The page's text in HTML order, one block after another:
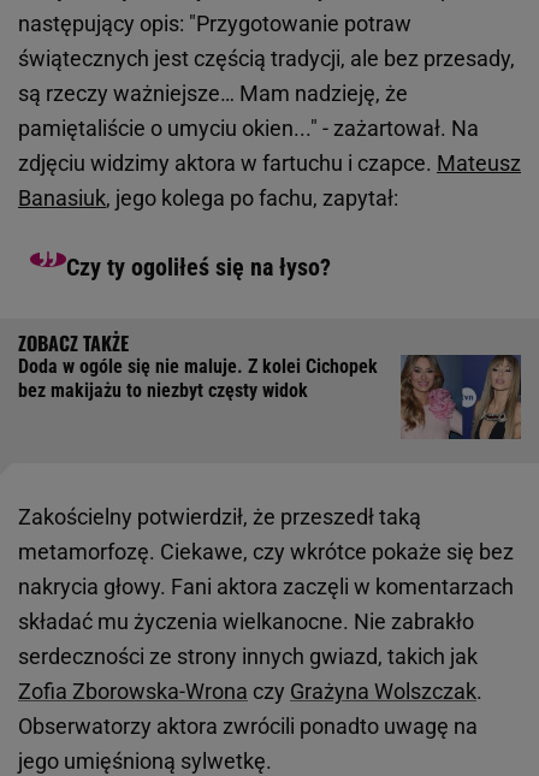
następujący opis: "Przygotowanie potraw
świątecznych jest częścią tradycji, ale bez przesady,
są rzeczy ważniejsze… Mam nadzieję, że
pamiętaliście o umyciu okien..." - zażartował. Na
zdjęciu widzimy aktora w fartuchu i czapce. Mateusz
Banasiuk, jego kolega po fachu, zapytał:
Czy ty ogoliłeś się na łyso?
Doda w ogóle się nie maluje. Z kolei Cichopek
bez makijażu to niezbyt częsty widok
Zakościelny potwierdził, że przeszedł taką
metamorfozę. Ciekawe, czy wkrótce pokaże się bez
nakrycia głowy. Fani aktora zaczęli w komentarzach
składać mu życzenia wielkanocne. Nie zabrakło
serdeczności ze strony innych gwiazd, takich jak
Zofia Zborowska-Wrona czy Grażyna Wolszczak.
Obserwatorzy aktora zwrócili ponadto uwagę na
jego umięśnioną sylwetkę.